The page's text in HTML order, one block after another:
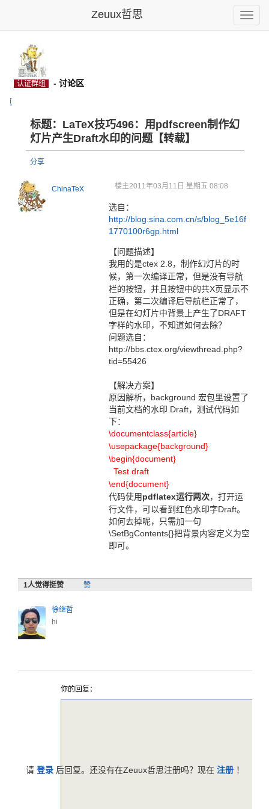
Toggle
Zeuux哲思
认证群组 - 讨论区
页
标题：LaTeX技巧496：用pdfscreen制作幻
灯片产生Draft水印的问题【转载】
分享
ChinaTeX 楼主2011年03月11日 星期五 08:08
选自：
http://blog.sina.com.cn/s/blog_5e16f
1770100r6gp.html
【问题描述】
我用的是ctex 2.8，制作幻灯片的时
候，第一次编译正常，但是没有导航
栏的按钮，并且按钮中的共X页显示不
正确，第二次编译后导航栏正常了，
但是在幻灯片中背景上产生了DRAFT
字样的水印，不知道如何去除？
问题选自：
http://bbs.ctex.org/viewthread.php?
tid=55426
【解决方案】
原因解析，background 宏包里设置了
当前文档的水印 Draft，测试代码如
下：
\documentclass{article}
\usepackage{background}
\begin{document}
Test draft
\end{document}
代码使用pdflatex运行两次，打开运
行文件，可以看到红色水印字Draft。
如何去掉呢，只需加一句
\SetBgContents{}把背景内容定义为空
即可。
1人觉得挺赞 赞
徐继哲
hi
你的回复：
请 登录 后回复。还没有在Zeuux哲思注册吗？现在 注册 ！